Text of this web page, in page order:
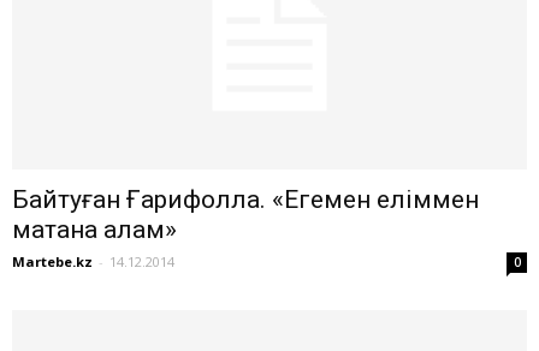
Байтуған Ғарифолла. «Егемен еліммен
мақтана алам»
Martebe.kz - 14.12.2014 0